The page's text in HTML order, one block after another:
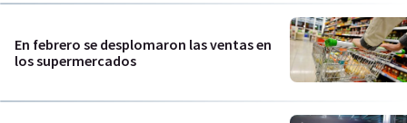
En febrero se desplomaron las ventas en
los supermercados